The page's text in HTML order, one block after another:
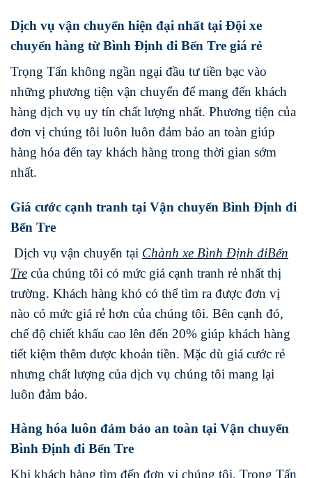
Dịch vụ vận chuyển hiện đại nhất tại Đội xe
chuyển hàng từ Bình Định đi Bến Tre giá rẻ
Trọng Tấn không ngần ngại đầu tư tiền bạc vào
những phương tiện vận chuyển để mang đến khách
hàng dịch vụ uy tín chất lượng nhất. Phương tiện của
đơn vị chúng tôi luôn luôn đảm bảo an toàn giúp
hàng hóa đến tay khách hàng trong thời gian sớm
nhất.
Giá cước cạnh tranh tại Vận chuyển Bình Định đi
Bến Tre
Dịch vụ vận chuyển tại Chành xe Bình Định điBến
Tre của chúng tôi có mức giá cạnh tranh rẻ nhất thị
trường. Khách hàng khó có thể tìm ra được đơn vị
nào có mức giá rẻ hơn của chúng tôi. Bên cạnh đó,
chế độ chiết khấu cao lên đến 20% giúp khách hàng
tiết kiệm thêm được khoản tiền. Mặc dù giá cước rẻ
nhưng chất lượng của dịch vụ chúng tôi mang lại
luôn đảm bảo.
Hàng hóa luôn đảm bảo an toàn tại Vận chuyển
Bình Định đi Bến Tre
Khi khách hàng tìm đến đơn vị chúng tôi, Trọng Tấn